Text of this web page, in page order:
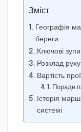
Зміст
Географія
береги
Ключові
Розклад
Вартість
Поради
Історія
системі